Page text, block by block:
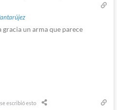
gracia un arma que parece
escribió esto